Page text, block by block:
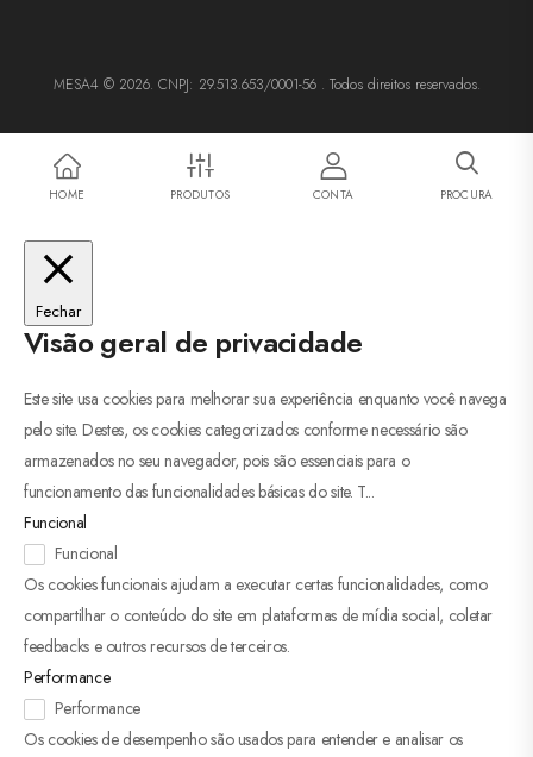
MESA4 © 2026. CNPJ: 29.513.653/0001-56 . Todos direitos reservados.
HOME PRODUTOS CONTA PROCURA
Fechar
Visão geral de privacidade
Este site usa cookies para melhorar sua experiência enquanto você navega
pelo site. Destes, os cookies categorizados conforme necessário são
armazenados no seu navegador, pois são essenciais para o
funcionamento das funcionalidades básicas do site. T...
Funcional
Funcional
Os cookies funcionais ajudam a executar certas funcionalidades, como
compartilhar o conteúdo do site em plataformas de mídia social, coletar
feedbacks e outros recursos de terceiros.
Performance
Performance
Os cookies de desempenho são usados ​​para entender e analisar os